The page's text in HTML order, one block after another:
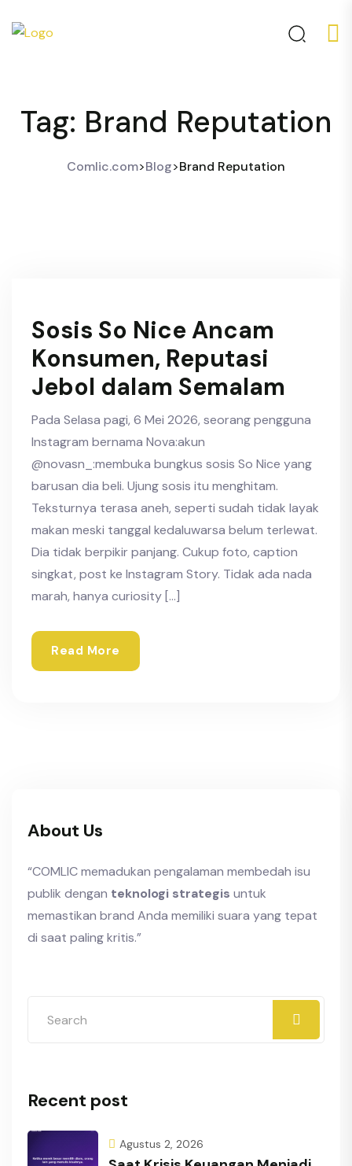
Tag: Brand Reputation
Comlic.com>Blog>Brand Reputation
Sosis So Nice Ancam
Konsumen, Reputasi
Jebol dalam Semalam
Pada Selasa pagi, 6 Mei 2026, seorang pengguna
Instagram bernama Nova:akun
@novasn_:membuka bungkus sosis So Nice yang
barusan dia beli. Ujung sosis itu menghitam.
Teksturnya terasa aneh, seperti sudah tidak layak
makan meski tanggal kedaluwarsa belum terlewat.
Dia tidak berpikir panjang. Cukup foto, caption
singkat, post ke Instagram Story. Tidak ada nada
marah, hanya curiosity […]
Read More
About Us
“COMLIC memadukan pengalaman membedah isu
publik dengan teknologi strategis untuk
memastikan brand Anda memiliki suara yang tepat
di saat paling kritis.”
Recent post
Agustus 2, 2026